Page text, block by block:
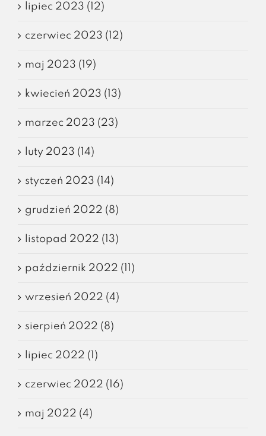
lipiec 2023 (12)
czerwiec 2023 (12)
maj 2023 (19)
kwiecień 2023 (13)
marzec 2023 (23)
luty 2023 (14)
styczeń 2023 (14)
grudzień 2022 (8)
listopad 2022 (13)
październik 2022 (11)
wrzesień 2022 (4)
sierpień 2022 (8)
lipiec 2022 (1)
czerwiec 2022 (16)
maj 2022 (4)